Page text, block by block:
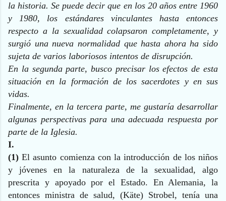
la historia. Se puede decir que en los 20 años entre 1960
y 1980, los estándares vinculantes hasta entonces
respecto a la sexualidad colapsaron completamente, y
surgió una nueva normalidad que hasta ahora ha sido
sujeta de varios laboriosos intentos de disrupción.
En la segunda parte, busco precisar los efectos de esta
situación en la formación de los sacerdotes y en sus
vidas.
Finalmente, en la tercera parte, me gustaría desarrollar
algunas perspectivas para una adecuada respuesta por
parte de la Iglesia.
I.
(1)El asunto comienza con la introducción de los niños
y jóvenes en la naturaleza de la sexualidad, algo
prescrita y apoyado por el Estado. En Alemania, la
entonces ministra de salud, (Käte) Strobel, tenía una